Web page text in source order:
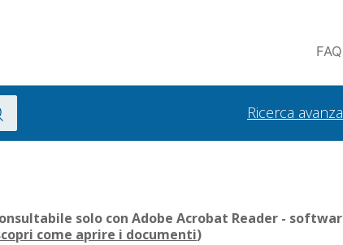
FAQ
Ricerca
solo con Adobe Acrobat Reader -
come aprire i documenti)